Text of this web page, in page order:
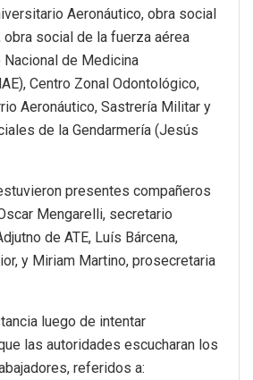
Aeronáutico, obra social
obra social de la fuerza aérea
de Medicina
Centro Zonal Odontológico,
Aeronáutico, Sastrería Militar y
de la Gendarmería (Jesús
presentes compañeros
Mengarelli, secretario
de ATE, Luís Bárcena,
y Miriam Martino, prosecretaria
luego de intentar
las autoridades escucharan los
referidos a: